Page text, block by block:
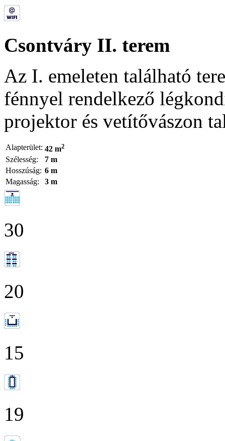
Csontváry II. terem
Az I. emeleten található
fénnyel rendelkező
projektor és vetítővászon
Alapterület: 42 m2
Szélesség:
7 m
Hosszúság: 6 m
Magasság:
3 m
30
20
15
19